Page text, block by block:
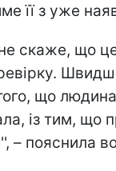
її з уже
скаже, що
що людина
із тим, що
– пояснила